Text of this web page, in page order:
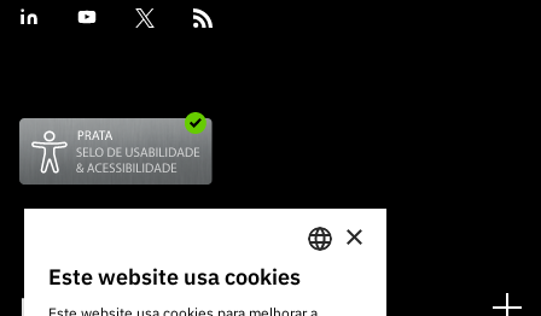
Financiamento
PORTUGUESE
×
Este website usa cookies